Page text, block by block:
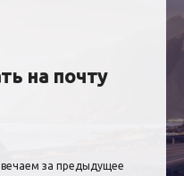
на почту
за предыдущее